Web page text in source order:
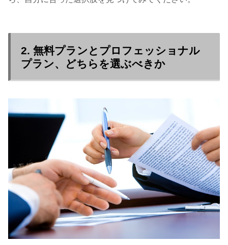
2. 無料プランとプロフェッショナル
プラン、どちらを選ぶべきか